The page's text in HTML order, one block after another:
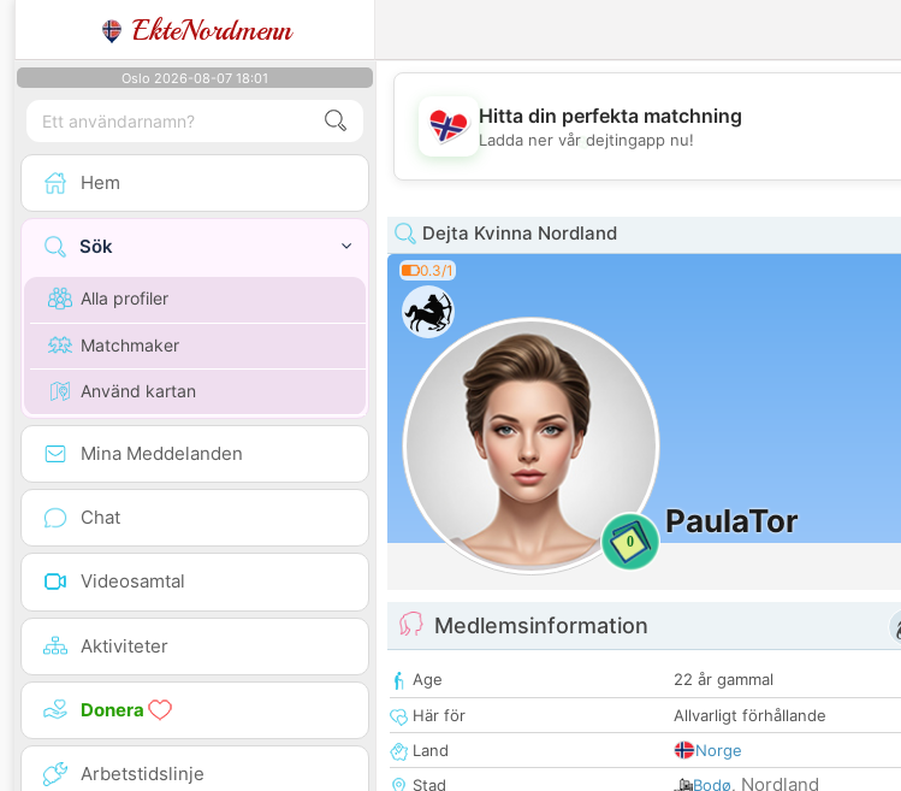
EkteNordmenn
Oslo 2026-08-07 18:01
Hem
Sök
Alla profiler
Matchmaker
Använd kartan
Mina Meddelanden
Chat
Videosamtal
Aktiviteter
Donera
Arbetstidslinje
💖
Hitta din perfekta matchning
Ladda ner vår dejtingapp nu!
Dejta Kvinna Nordland
0.3/1
0
PaulaTor
Medlemsinformation
Age
22 år gammal
Här för
Allvarligt förhållande
Land
Norge
Stad
Bodø, Nordland